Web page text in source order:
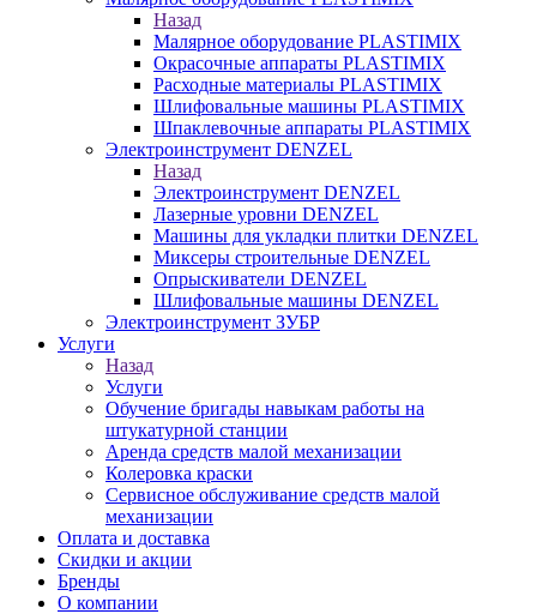
Назад
Малярное оборудование PLASTIMIX
Окрасочные аппараты PLASTIMIX
Расходные материалы PLASTIMIX
Шлифовальные машины PLASTIMIX
Шпаклевочные аппараты PLASTIMIX
Электроинструмент DENZEL
Назад
Электроинструмент DENZEL
Лазерные уровни DENZEL
Машины для укладки плитки DENZEL
Миксеры строительные DENZEL
Опрыскиватели DENZEL
Шлифовальные машины DENZEL
Электроинструмент ЗУБР
Услуги
Назад
Услуги
Обучение бригады навыкам работы на
штукатурной станции
Аренда средств малой механизации
Колеровка краски
Сервисное обслуживание средств малой
механизации
Оплата и доставка
Скидки и акции
Бренды
О компании